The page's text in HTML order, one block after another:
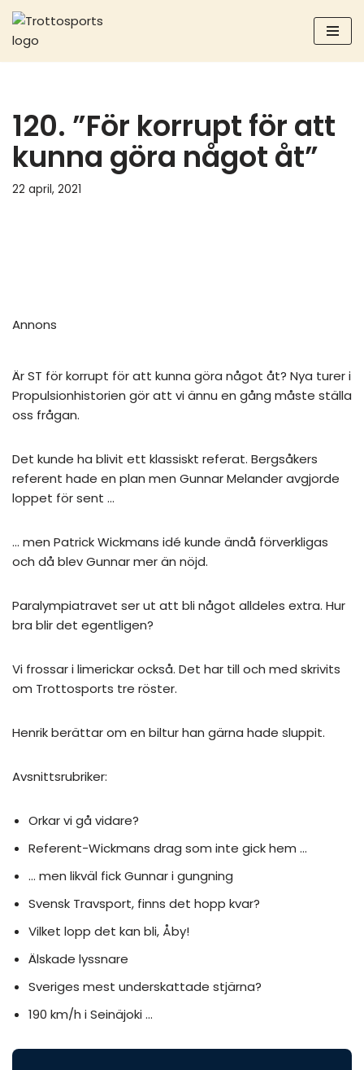
Hoppa
till
120. ”För korrupt för att
kunna göra något åt”
22 april, 2021
Annons
Är ST för korrupt för att kunna göra något åt? Nya turer i
Propulsionhistorien gör att vi ännu en gång måste ställa
oss frågan.
Det kunde ha blivit ett klassiskt referat. Bergsåkers
referent hade en plan men Gunnar Melander avgjorde
loppet för sent …
… men Patrick Wickmans idé kunde ändå förverkligas
och då blev Gunnar mer än nöjd.
Paralympiatravet ser ut att bli något alldeles extra. Hur
bra blir det egentligen?
Vi frossar i limerickar också. Det har till och med skrivits
om Trottosports tre röster.
Henrik berättar om en biltur han gärna hade sluppit.
Avsnittsrubriker:
Orkar vi gå vidare?
Referent-Wickmans drag som inte gick hem …
… men likväl fick Gunnar i gungning
Svensk Travsport, finns det hopp kvar?
Vilket lopp det kan bli, Åby!
Älskade lyssnare
Sveriges mest underskattade stjärna?
190 km/h i Seinäjoki …